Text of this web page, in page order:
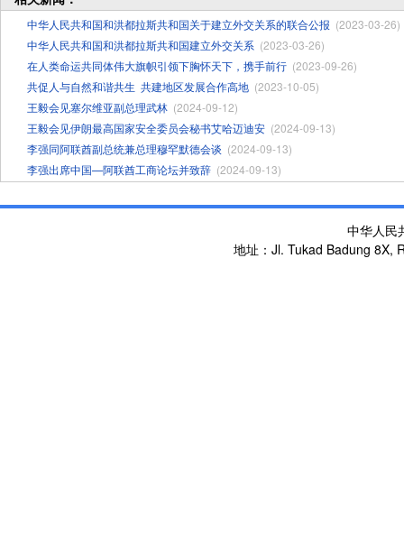
中华人民共和国和洪都拉斯共和国关于建立外交关系的联合公报 (2023-03-26)
中华人民共和国和洪都拉斯共和国建立外交关系 (2023-03-26)
在人类命运共同体伟大旗帜引领下胸怀天下，携手前行 (2023-09-26)
共促人与自然和谐共生 ​共建地区发展合作高地 (2023-10-05)
王毅会见塞尔维亚副总理武林 (2024-09-12)
王毅会见伊朗最高国家安全委员会秘书艾哈迈迪安 (2024-09-13)
李强同阿联酋副总统兼总理穆罕默德会谈 (2024-09-13)
李强出席中国—阿联酋工商论坛并致辞 (2024-09-13)
中华人民
地址：Jl. Tukad Badung 8X,